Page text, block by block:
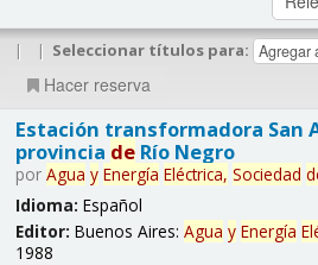
| | Seleccionar títulos para:
Hacer reserva
Estación transformadora San
provincia deRío Negro
por Agua y Energía Eléctrica, Sociedad
Idioma: Español
Editor: Buenos Aires: Agua y Energía
1988